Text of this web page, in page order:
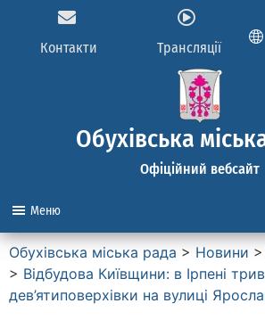
Контакти Трансляції
Обухівська
Офіційний вебсайт
Меню
Обухівська міська рада > Новини >
> Відбудова Київщини: в Ірпені
дев’ятиповерхівки на вулиці